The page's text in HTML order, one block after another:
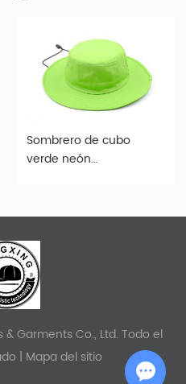
Sombrero de cubo
verde neón
lima de cuerda
Garments Co., Ltd. Todo el
| Mapa del sitio